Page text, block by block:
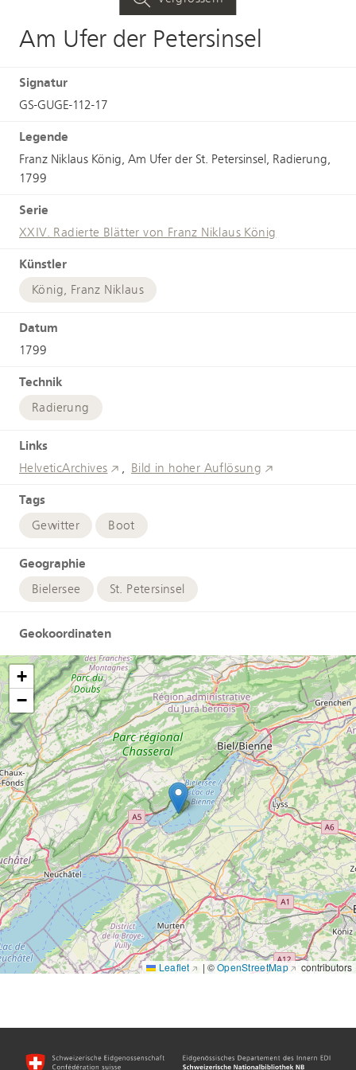
Am Ufer der Petersinsel
Signatur
GS-GUGE-112-17
Legende
Franz Niklaus König, Am Ufer der St. Petersinsel, Radierung,
1799
Serie
XXIV. Radierte Blätter von Franz Niklaus König
Künstler
König, Franz Niklaus
Datum
1799
Technik
Radierung
Links
HelveticArchives Bild in hoher Auflösung
Tags
Gewitter Boot
Geographie
Bielersee St. Petersinsel
Geokoordinaten
+
−
Leaflet | ©OpenStreetMap contributors
Display style
Metadata view